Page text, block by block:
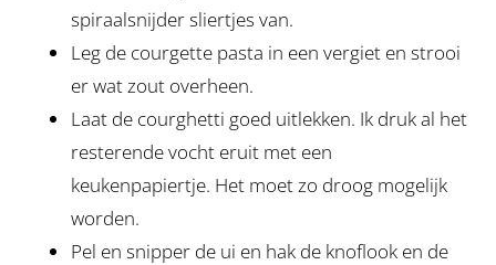
spiraalsnijder sliertjes van.
Leg de courgette pasta in een vergiet en strooi
er wat zout overheen.
Laat de courghetti goed uitlekken. Ik druk al het
resterende vocht eruit met een
keukenpapiertje. Het moet zo droog mogelijk
worden.
Pel en snipper de ui en hak de knoflook en de